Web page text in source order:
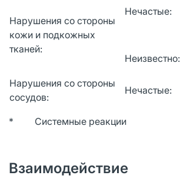
Нарушения со стороны
кожи и подкожных
тканей:
Нечастые:
Неизвестно:
Нарушения со стороны
сосудов:
Нечастые:
* Системные реакции
Взаимодействие